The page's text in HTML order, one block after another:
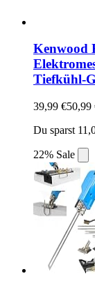
Kenwood
Tiefkühl-
39,99 €50,99
Du sparst
22% Sale